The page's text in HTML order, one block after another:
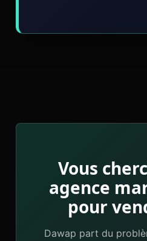
Vous
agence
pour
Dawap part du